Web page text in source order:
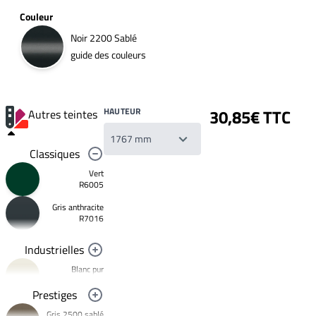
Couleur
Noir 2200 Sablé
guide des couleurs
Autres teintes
Classiques
Vert
R6005
Gris anthracite
R7016
Industrielles
Blanc pur
Noir foncé
Prestiges
HAUTEUR 30,85€ TTC
Votre
liste
souhaits
Un
produit
Créer